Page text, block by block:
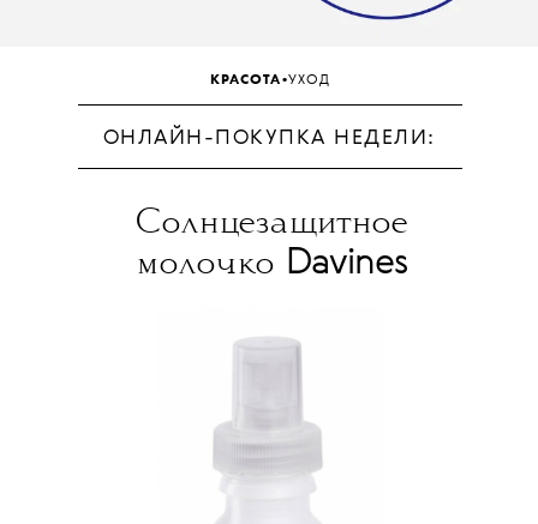
КРАСОТА•УХОД
ОНЛАЙН-ПОКУПКА НЕДЕЛИ:
Солнцезащитное
молочко Davines